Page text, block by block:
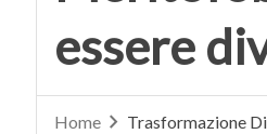
essere
Home Trasformazione